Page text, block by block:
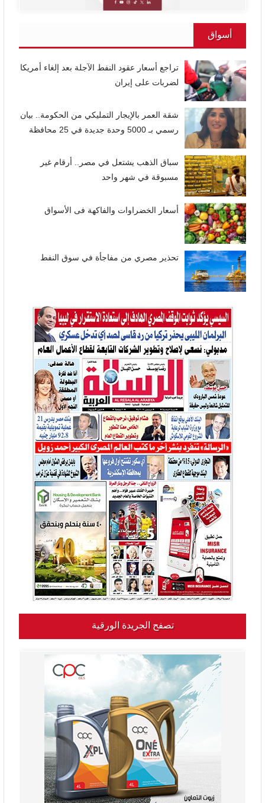
أسواق
تراجع أسعار عقود النفط الآجلة بعد إلغاء أمريكا
لضربات على إيران
شقة العمر بالإيجار التمليكي من الحكومة.. بيان
رسمي بـ 5000 وحدة جديدة في 25 محافظة
سباق الذهب يشتعل في مصر.. أرقام غير
مسبوقة في شهر واحد
أسعار الخضراوات والفاكهة فى الأسواق
تحذير مصري من مفاجأة في سوق النفط
تصفح الجريدة الورقية